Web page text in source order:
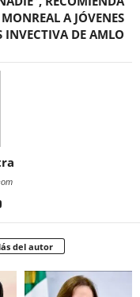
MONREAL A JÓVENES
INVECTIVA DE AMLO
del autor